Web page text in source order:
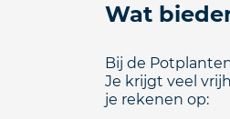
Wat
Bij de
Je krijgt veel
je rekenen op: